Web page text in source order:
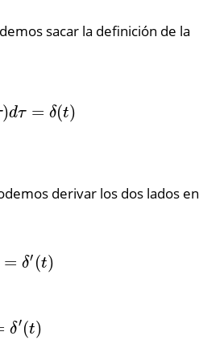
sacar la definición de la
)dτ = δ(t)
τ=δ( t)
derivar los dos lados en
= δ′ (t)
′(t
δ′(t)
′( t)